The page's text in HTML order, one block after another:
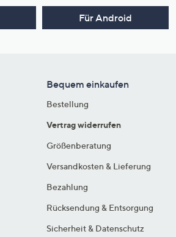
Für Android
Bequem einkaufen
Bestellung
Vertrag widerrufen
Größenberatung
Versandkosten & Lieferung
Bezahlung
Rücksendung & Entsorgung
Sicherheit & Datenschutz